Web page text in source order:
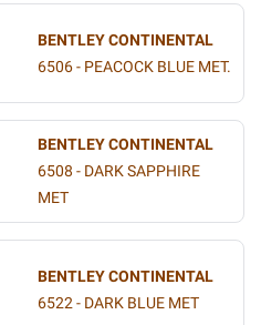
BENTLEY CONTINENTAL
6506 - PEACOCK BLUE MET.
BENTLEY CONTINENTAL
6508 - DARK SAPPHIRE
MET
BENTLEY CONTINENTAL
6522 - DARK BLUE MET